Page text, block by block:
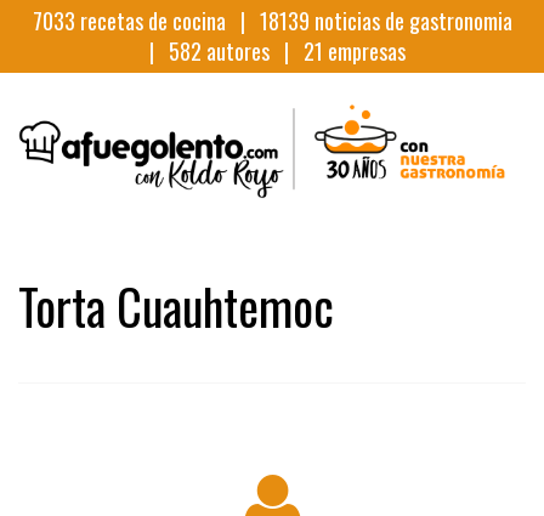
7033 recetas de cocina | 18139 noticias de gastronomia
| 582 autores | 21 empresas
Torta Cuauhtemoc